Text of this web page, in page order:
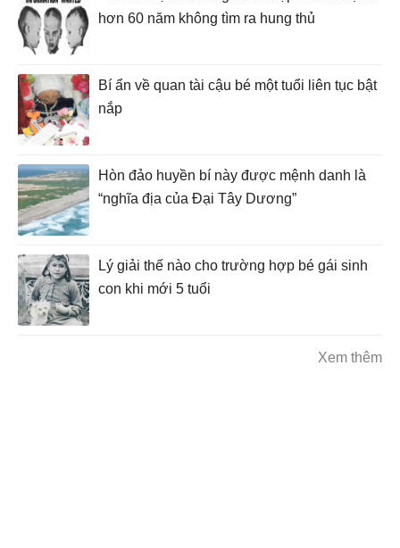
hơn 60 năm không tìm ra hung thủ
Bí ẩn về quan tài cậu bé một tuổi liên tục bật
nắp
Hòn đảo huyền bí này được mệnh danh là
“nghĩa địa của Đại Tây Dương”
Lý giải thế nào cho trường hợp bé gái sinh
con khi mới 5 tuổi
Xem thêm